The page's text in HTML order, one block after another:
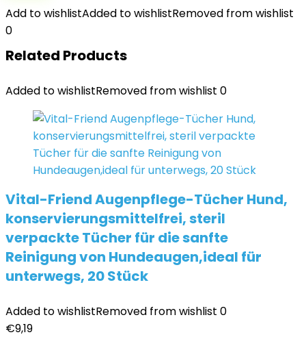
Add to wishlistAdded to wishlistRemoved from wishlist
0
Related Products
Added to wishlistRemoved from wishlist 0
Vital-Friend Augenpflege-Tücher Hund,
konservierungsmittelfrei, steril
verpackte Tücher für die sanfte
Reinigung von Hundeaugen,ideal für
unterwegs, 20 Stück
Added to wishlistRemoved from wishlist 0
€9,19